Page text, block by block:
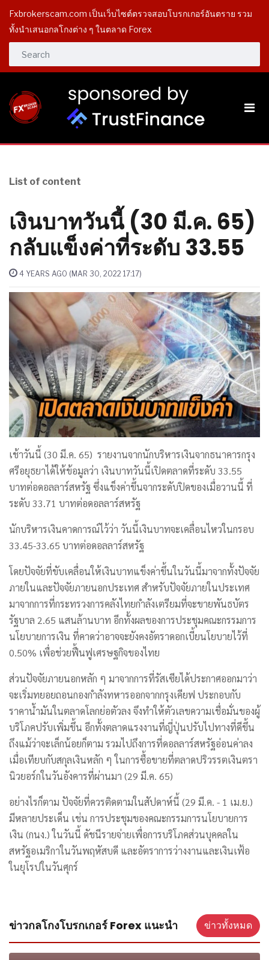
Fxbrokerscam.com เป็นเว็บไซต์ตรวจสอบโบรกเกอร์อันตราย รวม
ทั้งนำเสนอกลโกงต่าง ๆ ในตลาด Forex
List of content
เงินบาทวันนี้ (30 มี.ค. 65)
กลับแข็งค่าที่ระดับ 33.55
4 YEARS AGO (MAR 30, 2022 17:17)
เช้าวันนี้ (30 มี.ค. 65) รายงานจากนักบริหารเงินจากธนาคารกรุง
ศรีอยุธยาได้ให้ข้อมูลว่า เงินบาทวันนี้เปิดตลาดที่ระดับ 33.55
บาทต่อดอลลาร์สหรัฐ ซึ่งแข็งค่าขึ้นจากระดับปิดของเมื่อวานนี้ ที่
ระดับ 33.71 บาทต่อดอลลาร์สหรัฐ
นักบริหารเงินคาดการณ์ไว้ว่า วันนี้เงินบาทจะเคลื่อนไหวในกรอบ
33.45-33.65 บาทต่อดอลลาร์สหรัฐ
โดยปัจจัยที่ขับเคลื่อนให้เงินบาทแข็งค่าขึ้นในวันนี้มาจากทั้งปัจจัย
ภายในและปัจจัยภายนอกประเทศสำหรับปัจจัยภายในประเทศ
มาจากการที่กระทรวงการคลังไทยกำลังเตรียมที่จะขายพันธบัตร
รัฐบาล 2.65 แสนล้านบาท อีกทั้งผลของการประชุมคณะกรรมการ
นโยบายการเงิน ที่คาดว่าอาจจะยังคงอัตราดอกเบี้ยนโยบายไว้ที่
0.50% เพื่อช่วยฟื้นฟูเศรษฐกิจของไทย
ส่วนปัจจัยภายนอกหลัก ๆ มาจากการที่รัสเซียได้ประกาศออกมาว่า
จะเริ่มทยอยถอนกองกำลังทหารออกจากกรุงเคียฟ ประกอบกับ
ราคาน้ำมันในตลาดโลกย่อตัวลง จึงทำให้ตัวเลขความเชื่อมั่นของผู้
บริโภคปรับเพิ่มขึ้น อีกทั้งตลาดแรงงานที่ญี่ปุ่นปรับไปทางที่ดีขึ้น
ถึงแม้ว่าจะเล็กน้อยก็ตาม รวมไปถึงการที่ดอลลาร์สหรัฐอ่อนค่าลง
เมื่อเทียบกับสกุลเงินหลัก ๆ ในการซื้อขายที่ตลาดปริวรรตเงินตรา
นิวยอร์กในวันอังคารที่ผ่านมา (29 มี.ค. 65)
อย่างไรก็ตาม ปัจจัยที่ควรติดตามในสัปดาห์นี้ (29 มี.ค. - 1 เม.ย.)
มีหลายประเด็น เช่น การประชุมของคณะกรรมการนโยบายการ
เงิน (กนง.) ในวันนี้ ดัชนีรายจ่ายเพื่อการบริโภคส่วนบุคคลใน
สหรัฐอเมริกาในวันพฤหัสบดี และอัตราการว่างงานและเงินเฟ้อ
ในยุโรปในวันศุกร์
ข่าวกลโกงโบรกเกอร์ Forex แนะนำ ข่าวทั้งหมด